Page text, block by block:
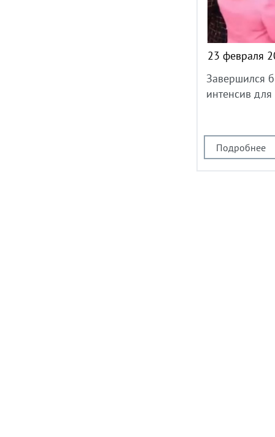
Завершился
интенсив
Подробнее
23 февраля